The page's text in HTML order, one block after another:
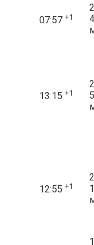
07:57 +1
13:15 +1
12:55 +1